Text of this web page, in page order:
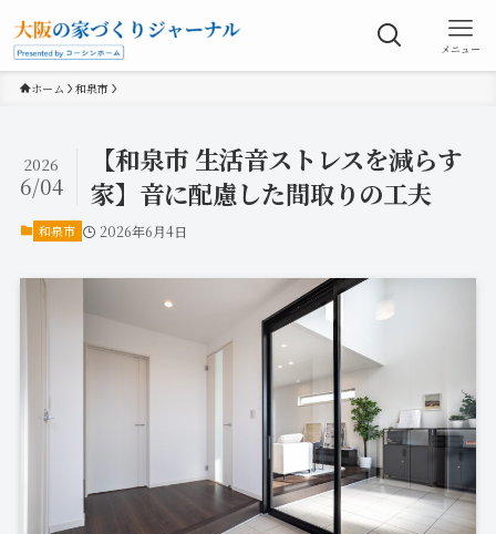
メニュー
ホーム 和泉市
【和泉市 生活音ストレスを減らす
家】音に配慮した間取りの工夫
2026
6/04
和泉市 2026年6月4日